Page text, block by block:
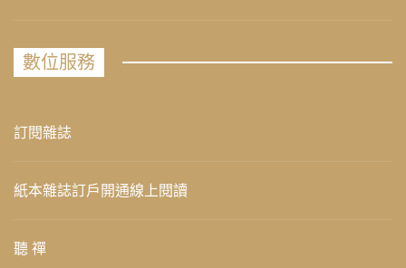
數位服務
訂閱雜誌
紙本雜誌訂戶開通線上閱讀
聽 禪